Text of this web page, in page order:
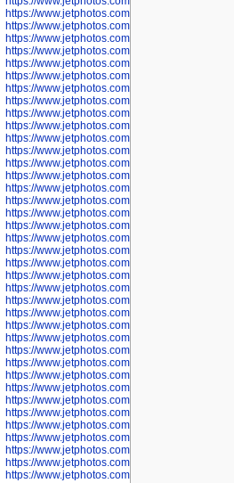
https://www.jetphotos.com/photographer/600550
https://www.jetphotos.com/photographer/600552
https://www.jetphotos.com/photographer/600553
https://www.jetphotos.com/photographer/600555
https://www.jetphotos.com/photographer/600558
https://www.jetphotos.com/photographer/600565
https://www.jetphotos.com/photographer/600566
https://www.jetphotos.com/photographer/600567
https://www.jetphotos.com/photographer/600568
https://www.jetphotos.com/photographer/600571
https://www.jetphotos.com/photographer/600573
https://www.jetphotos.com/photographer/600575
https://www.jetphotos.com/photographer/600576
https://www.jetphotos.com/photographer/600577
https://www.jetphotos.com/photographer/600578
https://www.jetphotos.com/photographer/600666
https://www.jetphotos.com/photographer/600668
https://www.jetphotos.com/photographer/600669
https://www.jetphotos.com/photographer/600670
https://www.jetphotos.com/photographer/602963
https://www.jetphotos.com/photographer/601276
https://www.jetphotos.com/photographer/601280
https://www.jetphotos.com/photographer/601281
https://www.jetphotos.com/photographer/601284
https://www.jetphotos.com/photographer/601285
https://www.jetphotos.com/photographer/601286
https://www.jetphotos.com/photographer/601287
https://www.jetphotos.com/photographer/601288
https://www.jetphotos.com/photographer/601291
https://www.jetphotos.com/photographer/601293
https://www.jetphotos.com/photographer/602776
https://www.jetphotos.com/photographer/602777
https://www.jetphotos.com/photographer/602955
https://www.jetphotos.com/photographer/602956
https://www.jetphotos.com/photographer/602957
https://www.jetphotos.com/photographer/602959
https://www.jetphotos.com/photographer/602960
https://www.jetphotos.com/photographer/602961